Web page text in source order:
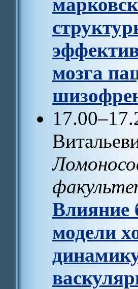
мозга
Влияние
модели